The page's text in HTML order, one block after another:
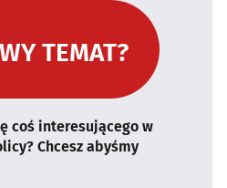
TEMAT?
coś interesującego w
Chcesz abyśmy